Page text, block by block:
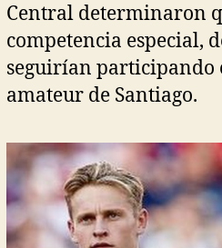
Central determinaron
competencia especial,
seguirían
amateur de Santiago.